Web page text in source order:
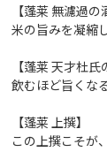
【蓬莱 無濾過の
米の旨みを凝縮
【蓬莱 天才杜氏
飲むほど旨くな
【蓬莱 上撰】
この上撰こそが